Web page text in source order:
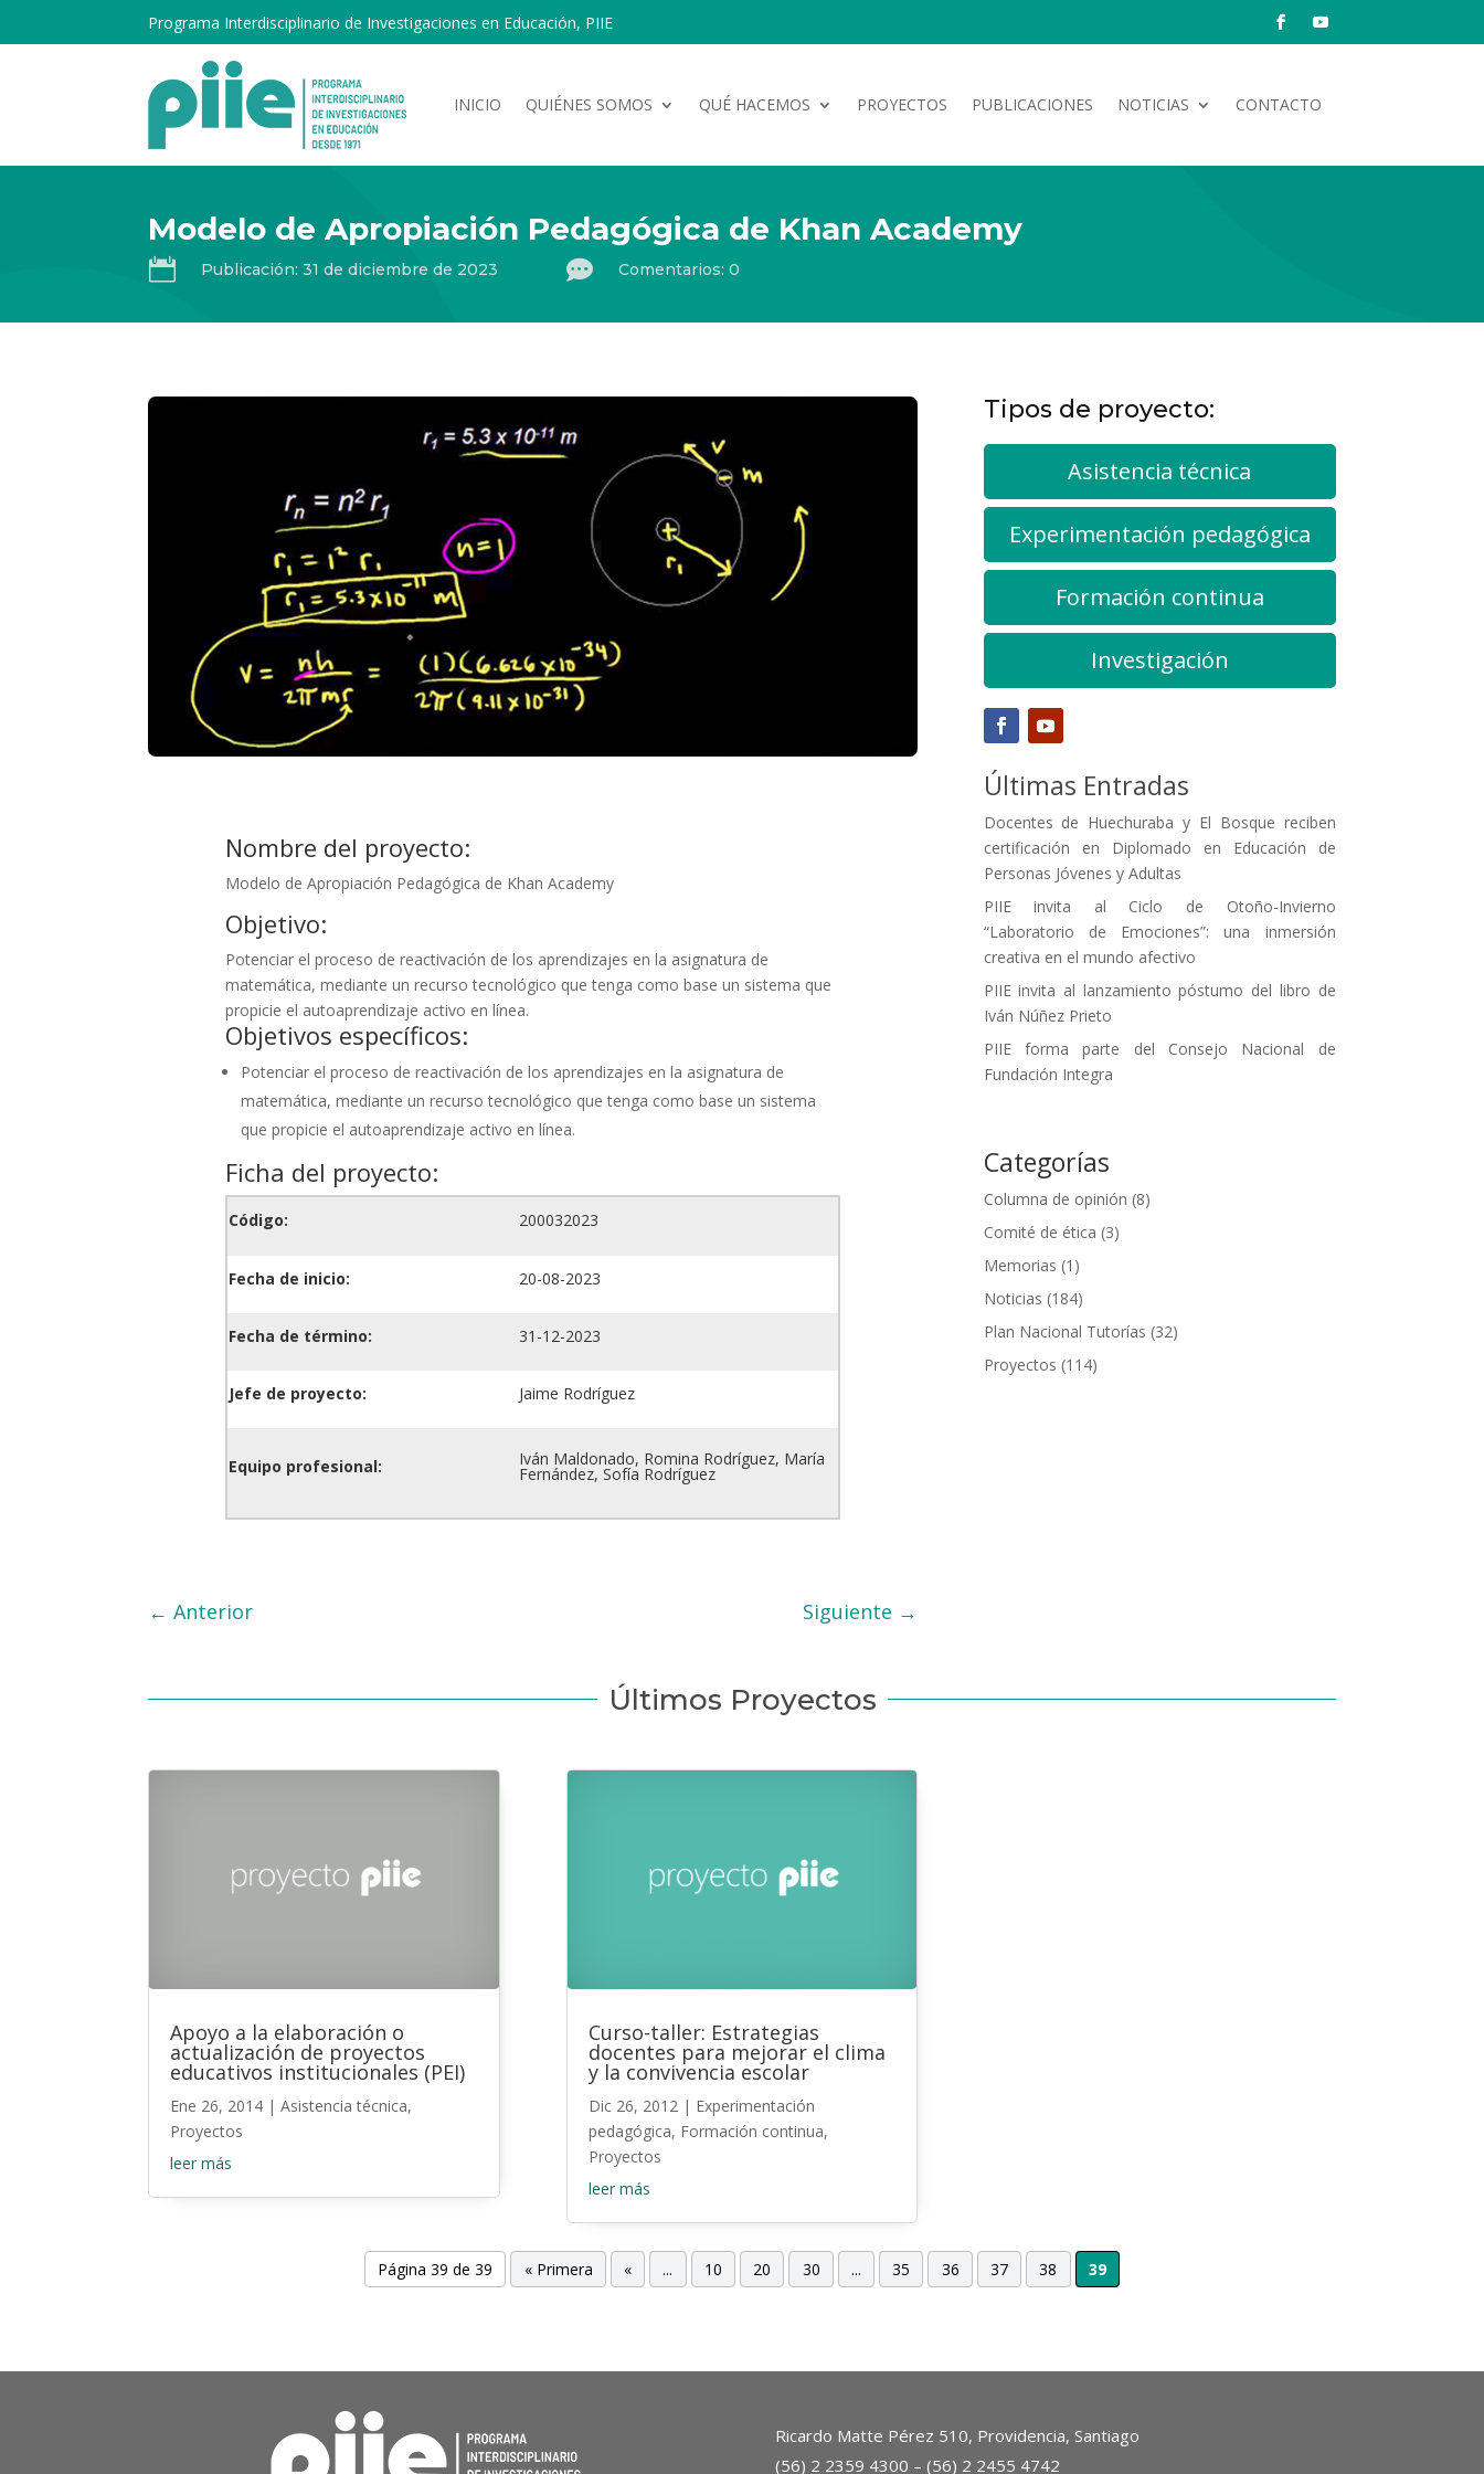
Programa Interdisciplinario de Investigaciones en Educación, PIIE
INICIO QUIÉNES SOMOS QUÉ HACEMOS PROYECTOS PUBLICACIONES NOTICIAS CONTACTO
Modelo de Apropiación Pedagógica de Khan Academy
 Publicación: 31 de diciembre de 2023  Comentarios: 0
Nombre del proyecto:
Modelo de Apropiación Pedagógica de Khan Academy
Objetivo:
Potenciar el proceso de reactivación de los aprendizajes en la asignatura de
matemática, mediante un recurso tecnológico que tenga como base un sistema que
propicie el autoaprendizaje activo en línea.
Objetivos específicos:
Potenciar el proceso de reactivación de los aprendizajes en la asignatura de
matemática, mediante un recurso tecnológico que tenga como base un sistema
que propicie el autoaprendizaje activo en línea.
Ficha del proyecto:
Código: 200032023
Fecha de inicio: 20-08-2023
Fecha de término: 31-12-2023
Jefe de proyecto: Jaime Rodríguez
Equipo profesional: Iván Maldonado, Romina Rodríguez, María
Fernández, Sofía Rodríguez
←Anterior Siguiente →
Tipos de proyecto:
Asistencia técnica
Experimentación pedagógica
Formación continua
Investigación
Últimas Entradas
Docentes de Huechuraba y El Bosque reciben
certificación en Diplomado en Educación de
Personas Jóvenes y Adultas
PIIE invita al Ciclo de Otoño-Invierno
“Laboratorio de Emociones”: una inmersión
creativa en el mundo afectivo
PIIE invita al lanzamiento póstumo del libro de
Iván Núñez Prieto
PIIE forma parte del Consejo Nacional de
Fundación Integra
Categorías
Columna de opinión (8)
Comité de ética (3)
Memorias (1)
Noticias (184)
Plan Nacional Tutorías (32)
Proyectos (114)
Últimos Proyectos
Apoyo a la elaboración o
actualización de proyectos
educativos institucionales (PEI)
Ene 26, 2014 |Asistencia técnica,
Proyectos
leer más
Curso-taller: Estrategias
docentes para mejorar el clima
y la convivencia escolar
Dic 26, 2012| Experimentación
pedagógica, Formación continua,
Proyectos
leer más
Página 39 de 39 « Primera « ... 10 20 30 ... 35 36 37 38 39
Ricardo Matte Pérez 510, Providencia, Santiago
(56) 2 2359 4300 – (56) 2 2455 4742